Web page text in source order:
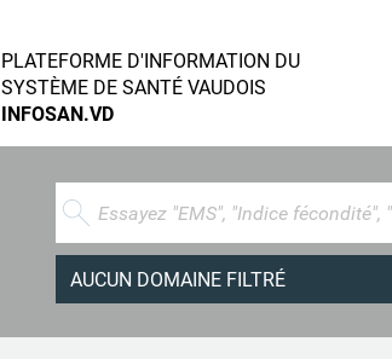
PLATEFORME D'INFORMATION DU
SYSTÈME DE SANTÉ VAUDOIS
INFOSAN.VD
AUCUN DOMAINE FILTRÉ
Démographie